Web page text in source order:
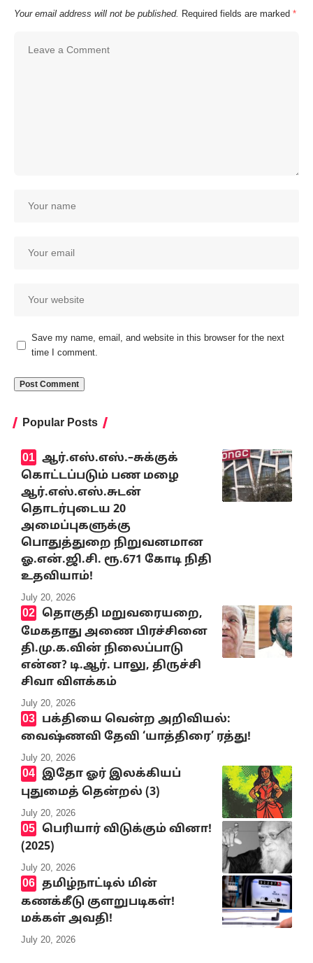
Your email address will not be published. Required fields are marked *
Save my name, email, and website in this browser for the next
time I comment.
Popular Posts
ஆர்.எஸ்.எஸ்.–சுக்குக்
கொட்டப்படும் பண மழை
ஆர்.எஸ்.எஸ்.சுடன்
தொடர்புடைய 20
அமைப்புகளுக்கு
பொதுத்துறை நிறுவனமான
ஓ.என்.ஜி.சி. ரூ.671 கோடி நிதி
உதவியாம்!
July 20, 2026
தொகுதி மறுவரையறை,
மேகதாது அணை பிரச்சினை
தி.மு.க.வின் நிலைப்பாடு
என்ன? டி.ஆர். பாலு, திருச்சி
சிவா விளக்கம்
July 20, 2026
பக்தியை வென்ற அறிவியல்:
வைஷ்ணவி தேவி ‘யாத்திரை’ ரத்து!
July 20, 2026
இதோ ஓர் இலக்கியப்
புதுமைத் தென்றல் (3)
July 20, 2026
பெரியார் விடுக்கும் வினா!
(2025)
July 20, 2026
தமிழ்நாட்டில் மின்
கணக்கீடு குளறுபடிகள்!
மக்கள் அவதி!
July 20, 2026